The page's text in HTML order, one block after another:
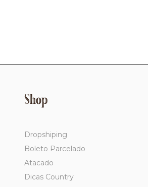
Shop
Dropshiping
Boleto Parcelado
Atacado
Dicas Country